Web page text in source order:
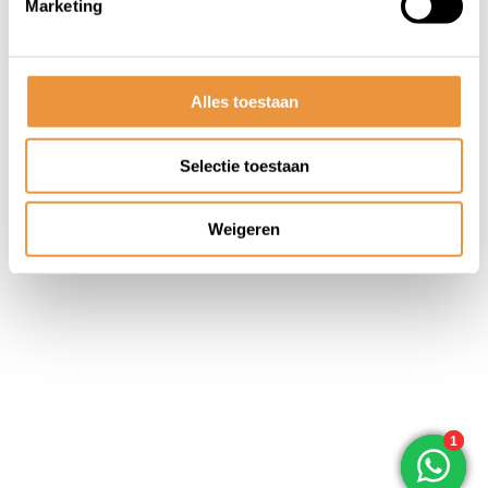
Marketing
Alles toestaan
Selectie toestaan
Weigeren
Algemene voorwaarden Disclaimer
Privacy
Policy
Sitemap